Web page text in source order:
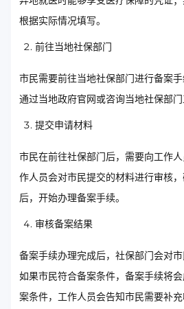
根据实际情况填写。
前往当地社保部门
市民需要前往当地社保部门进行备案
通过当地政府官网或咨询当地社保部门
提交申请材料
市民在前往社保部门后，需要向工作
作人员会对市民提交的材料进行审核
后，开始办理备案手续。
审核备案结果
备案手续办理完成后，社保部门会对市
如果市民符合备案条件，备案手续将
案条件，工作人员会告知市民需要补充